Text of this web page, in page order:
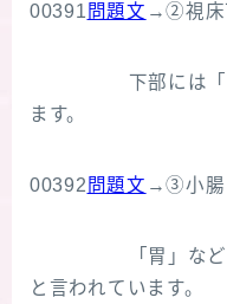
00391 問題文 →②視床
下部には「下垂
ます。
00392 問題文 →③小腸
「胃」なども「
と言われています。